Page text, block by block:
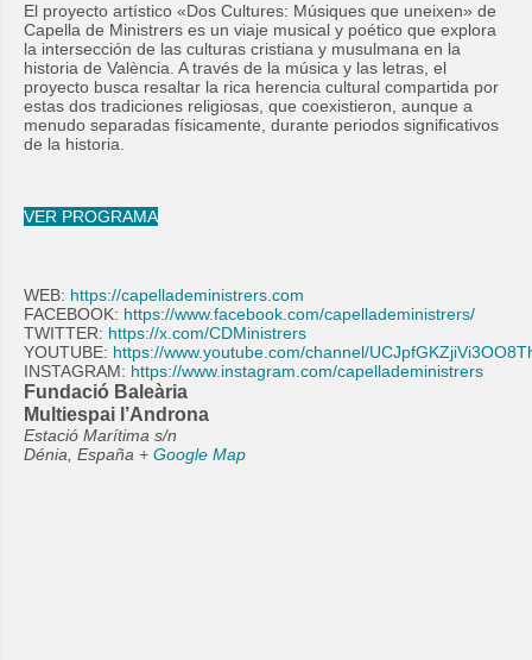
El proyecto artístico «Dos Cultures: Músiques que uneixen» de
Capella de Ministrers es un viaje musical y poético que explora
la intersección de las culturas cristiana y musulmana en la
historia de València. A través de la música y las letras, el
proyecto busca resaltar la rica herencia cultural compartida por
estas dos tradiciones religiosas, que coexistieron, aunque a
menudo separadas físicamente, durante periodos significativos
de la historia.
VER PROGRAMA
WEB: https://capelladeministrers.com
FACEBOOK: https://www.facebook.com/capelladeministrers/
TWITTER: https://x.com/CDMinistrers
YOUTUBE: https://www.youtube.com/channel/
INSTAGRAM: https://www.instagram.com/capelladeministrers
Fundació Baleària
Multiespai l’Androna
Estació Marítima s/n
Dénia España + Google Map